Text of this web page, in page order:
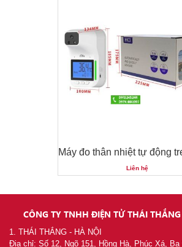
Liên hệ
CÔNG TY TNHH ĐIỆN TỬ THÁI THẮNG
1. THÁI THẮNG - HÀ NỘI
Địa chỉ: Số 12, Ngõ 151, Hồng Hà, Phúc Xá, Ba